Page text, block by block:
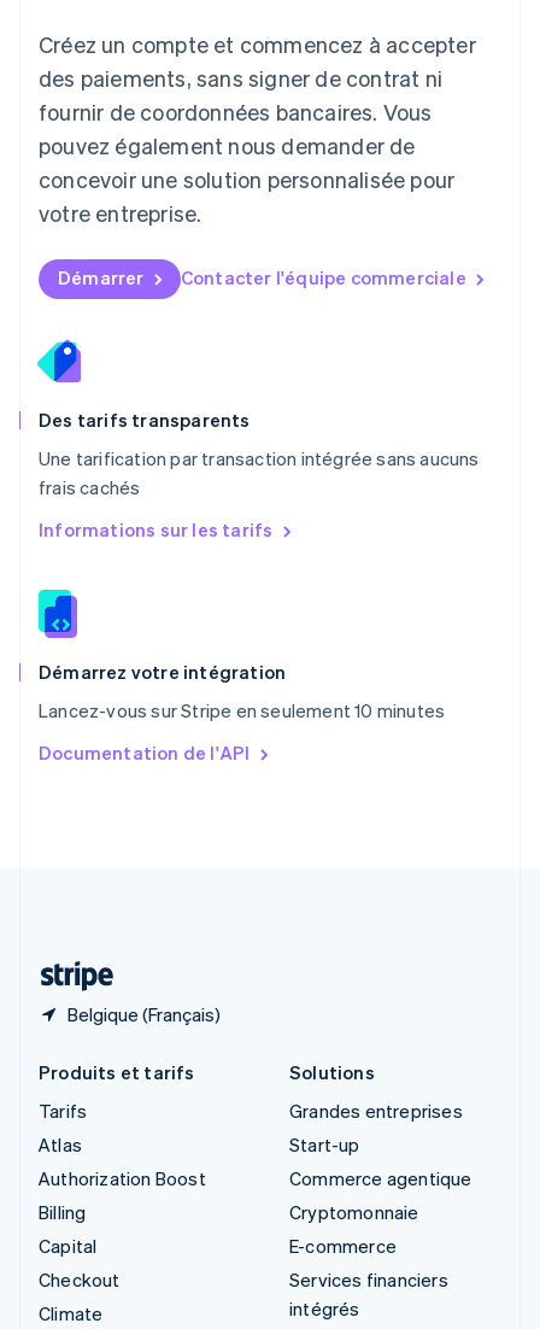
Créez un compte et commencez à accepter
des paiements, sans signer de contrat ni
fournir de coordonnées bancaires. Vous
pouvez également nous demander de
concevoir une solution personnalisée pour
votre entreprise.
Démarrer Contacter l'équipe commerciale
Des tarifs transparents
Une tarification par transaction intégrée sans aucuns
frais cachés
Informations sur les tarifs
Démarrez votre intégration
Lancez-vous sur Stripe en seulement 10 minutes
Documentation de l'API
Belgique (Français)
Luxembourg
FrançaisDeutsch English
Malaisie
English 简体中文
Malte
English
EspañolEnglish
English
Nouvelle-Zélande
Pays-Bas
Nederlands
English
PortuguêsEnglish
R.A.S. de Hong Kong, Chine
English
Roumanie
Royaume-Uni
English
English简体中文
English
Produits et tarifs
Tarifs
Atlas
Authorization Boost
Billing
Capital
Checkout
Climate
Solutions
Grandes entreprises
Start-up
Commerce agentique
Cryptomonnaie
E-commerce
Services financiers
intégrés